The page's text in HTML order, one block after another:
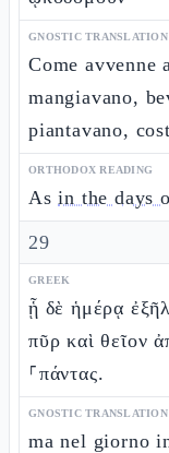
GNOSTIC TRANSLATION
Come
mangiavano,
piantavano,
ORTHODOX READING
Asin the days
29
GREEK
ᾗ δὲ ἡμέρᾳ
πῦρ καὶ θεῖον
⸀πάντας.
GNOSTIC TRANSLATION
ma nel giorno